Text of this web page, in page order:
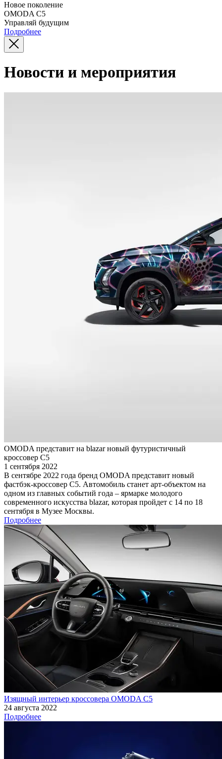
Новое поколение
OMODA C5
Управляй будущим
Подробнее
Новости и мероприятия
OMODA представит на blazar новый футуристичный
кроссовер С5
1 сентября 2022
В сентябре 2022 года бренд OMODA представит новый
фастбэк-кроссовер C5. Автомобиль станет арт-объектом на
одном из главных событий года – ярмарке молодого
современного искусства blazar, которая пройдет с 14 по 18
сентября в Музее Москвы.
Подробнее
Изящный интерьер кроссовера OMODA С5
24 августа 2022
Подробнее